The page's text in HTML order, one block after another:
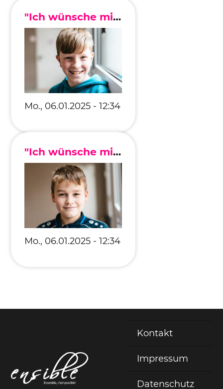
"Ich wünsche mir, dass meine Eltern beim Essen nicht immer am Handy sind."
Mo., 06.01.2025 - 12:34
"Ich wünsche mir, dass es keinen Krieg mehr gibt, dass es weniger Streit auf der Erde gibt."
Mo., 06.01.2025 - 12:34
Fußzeile
Kontakt
Impressum
Datenschutz